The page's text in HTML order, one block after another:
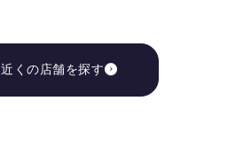
くの店舗を探す